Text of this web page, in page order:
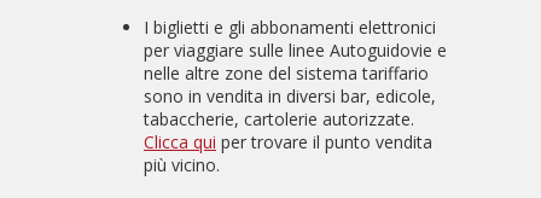
I biglietti e gli abbonamenti elettronici
per viaggiare sulle linee Autoguidovie e
nelle altre zone del sistema tariffario
sono in vendita in diversi bar, edicole,
tabaccherie, cartolerie autorizzate.
Clicca qui per trovare il punto vendita
più vicino.